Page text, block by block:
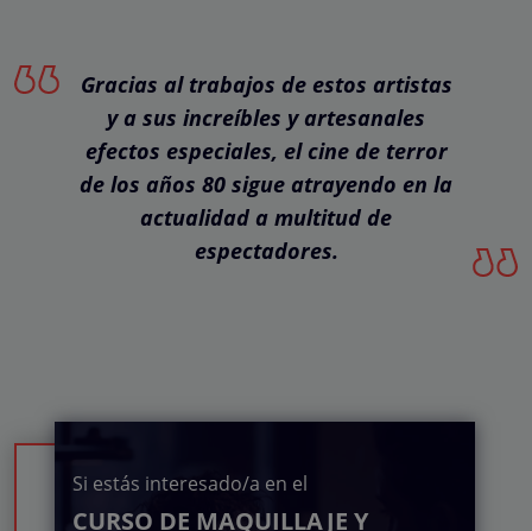
Gracias al trabajos de estos artistas
y a sus increíbles y artesanales
efectos especiales, el cine de terror
de los años 80 sigue atrayendo en la
actualidad a multitud de
espectadores.
Si estás interesado/a en el
CURSO DE MAQUILLAJE Y